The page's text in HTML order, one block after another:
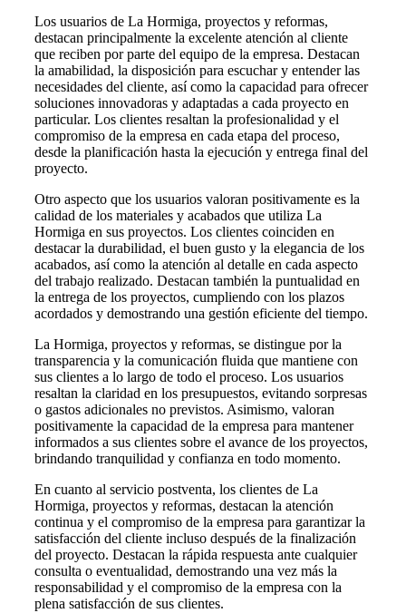
Los usuarios de La Hormiga, proyectos y reformas,
destacan principalmente la excelente atención al cliente
que reciben por parte del equipo de la empresa. Destacan
la amabilidad, la disposición para escuchar y entender las
necesidades del cliente, así como la capacidad para ofrecer
soluciones innovadoras y adaptadas a cada proyecto en
particular. Los clientes resaltan la profesionalidad y el
compromiso de la empresa en cada etapa del proceso,
desde la planificación hasta la ejecución y entrega final del
proyecto.
Otro aspecto que los usuarios valoran positivamente es la
calidad de los materiales y acabados que utiliza La
Hormiga en sus proyectos. Los clientes coinciden en
destacar la durabilidad, el buen gusto y la elegancia de los
acabados, así como la atención al detalle en cada aspecto
del trabajo realizado. Destacan también la puntualidad en
la entrega de los proyectos, cumpliendo con los plazos
acordados y demostrando una gestión eficiente del tiempo.
La Hormiga, proyectos y reformas, se distingue por la
transparencia y la comunicación fluida que mantiene con
sus clientes a lo largo de todo el proceso. Los usuarios
resaltan la claridad en los presupuestos, evitando sorpresas
o gastos adicionales no previstos. Asimismo, valoran
positivamente la capacidad de la empresa para mantener
informados a sus clientes sobre el avance de los proyectos,
brindando tranquilidad y confianza en todo momento.
En cuanto al servicio postventa, los clientes de La
Hormiga, proyectos y reformas, destacan la atención
continua y el compromiso de la empresa para garantizar la
satisfacción del cliente incluso después de la finalización
del proyecto. Destacan la rápida respuesta ante cualquier
consulta o eventualidad, demostrando una vez más la
responsabilidad y el compromiso de la empresa con la
plena satisfacción de sus clientes.